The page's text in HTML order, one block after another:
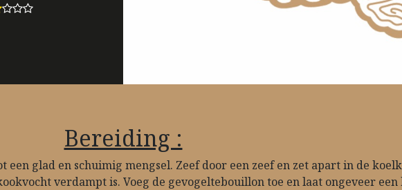
Bereiding :
glad en schuimig mengsel. Zeef door een zeef en zet apart in de
verdampt is. Voeg de gevogeltebouillon toe en laat ongeveer